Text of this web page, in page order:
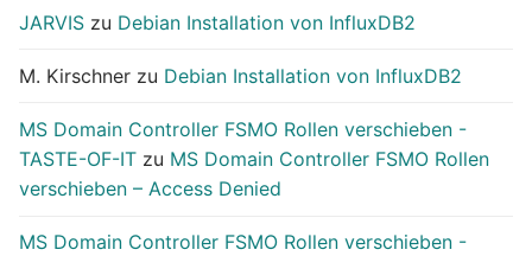
JARVIS zu Debian Installation von InfluxDB2
M. Kirschner zu Debian Installation von InfluxDB2
MS Domain Controller FSMO Rollen verschieben -
TASTE-OF-IT zu MS Domain Controller FSMO Rollen
verschieben – Access Denied
MS Domain Controller FSMO Rollen verschieben -